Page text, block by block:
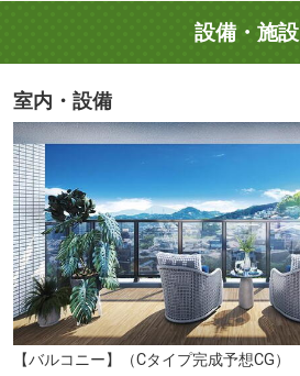
設備・施設
室内・設備
【バルコニー】（Cタイプ完成予想CG）